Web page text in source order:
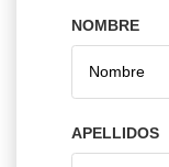
NOMBRE
APELLIDOS